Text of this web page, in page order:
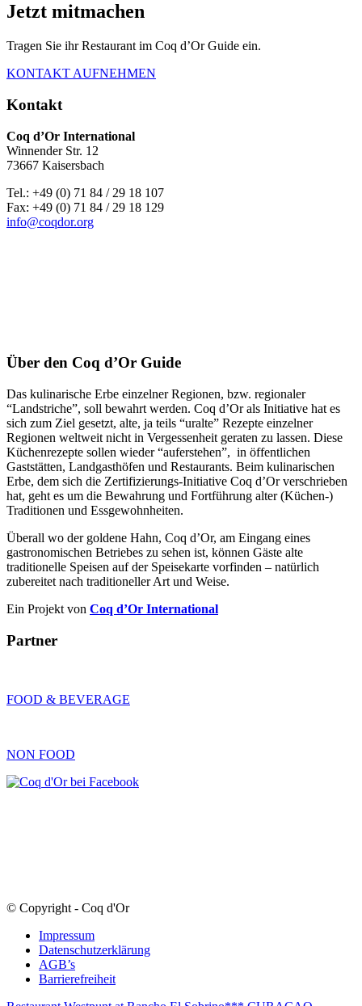
Jetzt mitmachen
Tragen Sie ihr Restaurant im Coq d’Or Guide ein.
KONTAKT AUFNEHMEN
Kontakt
Coq d’Or International
Winnender Str. 12
73667 Kaisersbach
Tel.: +49 (0) 71 84 / 29 18 107
Fax: +49 (0) 71 84 / 29 18 129
info@coqdor.org
Über den Coq d’Or Guide
Das kulinarische Erbe einzelner Regionen, bzw. regionaler
“Landstriche”, soll bewahrt werden. Coq d’Or als Initiative hat es
sich zum Ziel gesetzt, alte, ja teils “uralte” Rezepte einzelner
Regionen weltweit nicht in Vergessenheit geraten zu lassen. Diese
Küchenrezepte sollen wieder “auferstehen”, in öffentlichen
Gaststätten, Landgasthöfen und Restaurants. Beim kulinarischen
Erbe, dem sich die Zertifizierungs-Initiative Coq d’Or verschrieben
hat, geht es um die Bewahrung und Fortführung alter (Küchen-)
Traditionen und Essgewohnheiten.
Überall wo der goldene Hahn, Coq d’Or, am Eingang eines
gastronomischen Betriebes zu sehen ist, können Gäste alte
traditionelle Speisen auf der Speisekarte vorfinden – natürlich
zubereitet nach traditioneller Art und Weise.
Ein Projekt von Coq d’Or International
Partner
FOOD & BEVERAGE
NON FOOD
© Copyright - Coq d'Or
Impressum
Datenschutzerklärung
AGB’s
Barrierefreiheit